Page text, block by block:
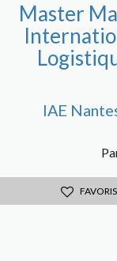
Master
IAE
FAVORIS